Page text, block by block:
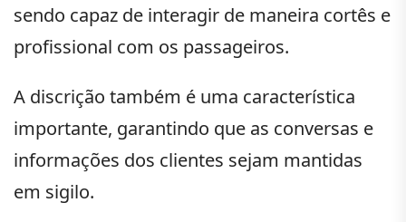
sendo capaz de interagir de maneira cortês e
profissional com os passageiros.
A discrição também é uma característica
importante, garantindo que as conversas e
informações dos clientes sejam mantidas
em sigilo.